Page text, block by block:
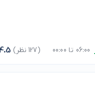
(127 نظر)